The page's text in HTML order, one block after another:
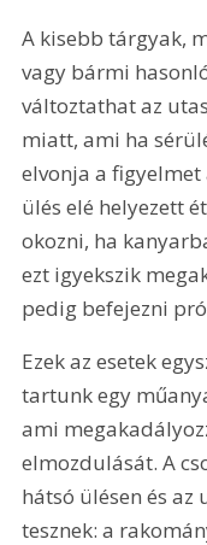
A kisebb tárgyak,
vagy bármi
változtathat az
miatt, ami ha
elvonja a figyelmet
ülés elé helyezett
okozni, ha
ezt igyekszik
pedig befejezni
Ezek az esetek
tartunk egy
ami
elmozdulását. A
hátsó ülésen és
tesznek: a